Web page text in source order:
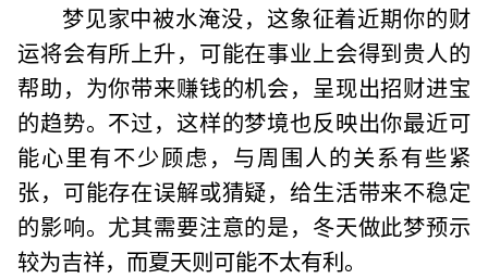
梦见家中被水淹没，这象征着近期你的财
运将会有所上升，可能在事业上会得到贵人的
帮助，为你带来赚钱的机会，呈现出招财进宝
的趋势。不过，这样的梦境也反映出你最近可
能心里有不少顾虑，与周围人的关系有些紧
张，可能存在误解或猜疑，给生活带来不稳定
的影响。尤其需要注意的是，冬天做此梦预示
较为吉祥，而夏天则可能不太有利。